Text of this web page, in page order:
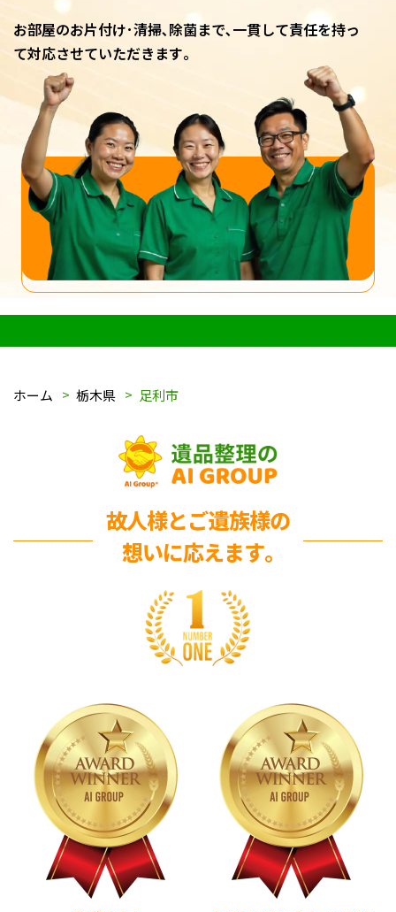
お部屋のお片付け･清掃､除菌まで､一貫して責任を持っ
て対応させていただきます｡
ホーム 栃木県 足利市
故人様とご遺族様の
想いに応えます｡